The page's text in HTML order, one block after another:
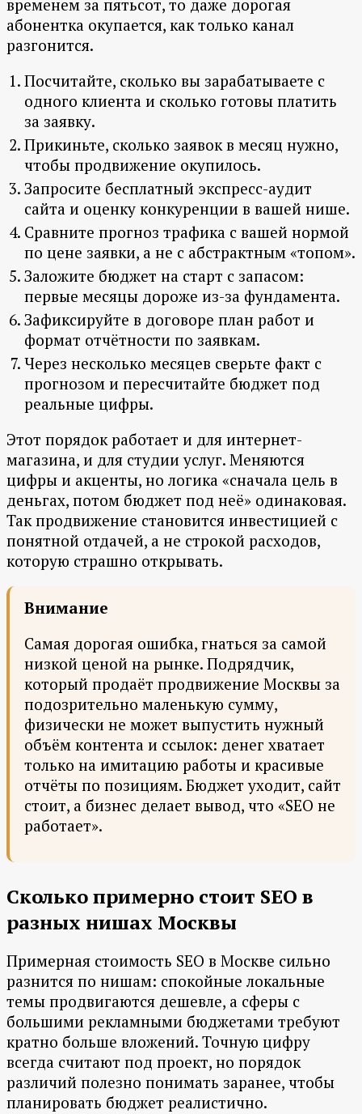
временем за пятьсот, то даже дорогая
абонентка окупается, как только канал
разгонится.
Посчитайте, сколько вы зарабатываете с
одного клиента и сколько готовы платить
за заявку.
Прикиньте, сколько заявок в месяц нужно,
чтобы продвижение окупилось.
Запросите бесплатный экспресс-аудит
сайта и оценку конкуренции в вашей нише.
Сравните прогноз трафика с вашей нормой
по цене заявки, а не с абстрактным «топом».
Заложите бюджет на старт с запасом:
первые месяцы дороже из-за фундамента.
Зафиксируйте в договоре план работ и
формат отчётности по заявкам.
Через несколько месяцев сверьте факт с
прогнозом и пересчитайте бюджет под
реальные цифры.
Этот порядок работает и для интернет-
магазина, и для студии услуг. Меняются
цифры и акценты, но логика «сначала цель в
деньгах, потом бюджет под неё» одинаковая.
Так продвижение становится инвестицией с
понятной отдачей, а не строкой расходов,
которую страшно открывать.
Внимание
Самая дорогая ошибка, гнаться за самой
низкой ценой на рынке. Подрядчик,
который продаёт продвижение Москвы за
подозрительно маленькую сумму,
физически не может выпустить нужный
объём контента и ссылок: денег хватает
только на имитацию работы и красивые
отчёты по позициям. Бюджет уходит, сайт
стоит, а бизнес делает вывод, что «SEO не
работает».
Сколько примерно стоит SEO в
разных нишах Москвы
Примерная стоимость SEO в Москве сильно
разнится по нишам: спокойные локальные
темы продвигаются дешевле, а сферы с
большими рекламными бюджетами требуют
кратно больше вложений. Точную цифру
всегда считают под проект, но порядок
различий полезно понимать заранее, чтобы
планировать бюджет реалистично.